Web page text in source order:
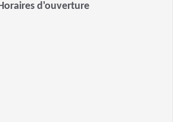
d'ouverture